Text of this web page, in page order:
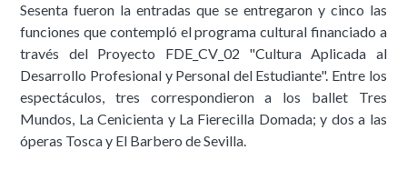
Sesenta fueron la entradas que se entregaron y cinco las
funciones que contempló el programa cultural financiado a
través del Proyecto FDE_CV_02 "Cultura Aplicada al
Desarrollo Profesional y Personal del Estudiante". Entre los
espectáculos, tres correspondieron a los ballet Tres
Mundos, La Cenicienta y La Fierecilla Domada; y dos a las
óperas Tosca y El Barbero de Sevilla.